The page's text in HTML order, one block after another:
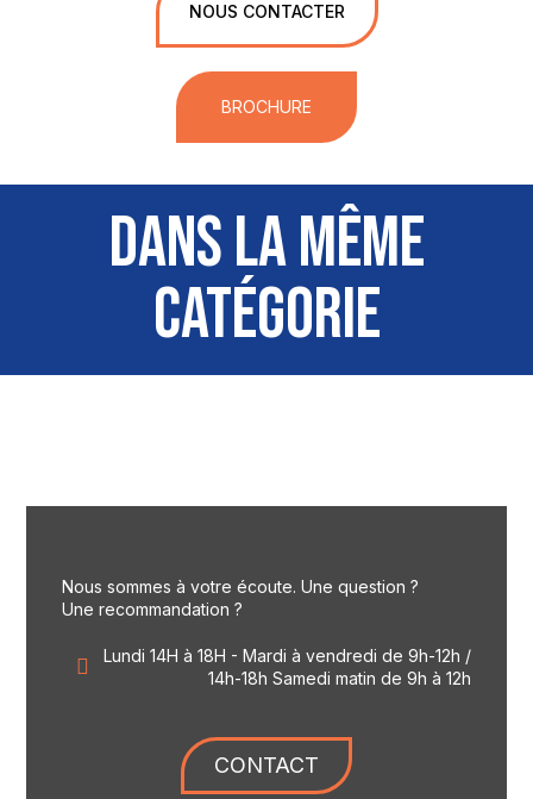
NOUS CONTACTER
BROCHURE
DANS LA MÊME
CATÉGORIE
Nous sommes à votre écoute. Une question ?
Une recommandation ?
Lundi 14H à 18H - Mardi à vendredi de 9h-12h /
14h-18h Samedi matin de 9h à 12h
CONTACT